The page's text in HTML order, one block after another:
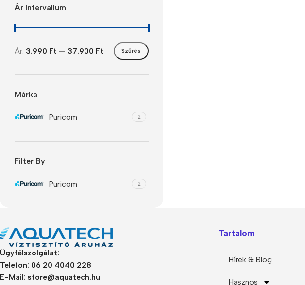
Motorola
Refurbished phones
Car holders
Ár Intervallum
Szűrés
Ár: 3.990 Ft — 37.900 Ft
Márka
Puricom 2
Filter By
Puricom 2
Ügyfélszolgálat:
Telefon: 06 20 4040 228
E-Mail: store@aquatech.hu
Tartalom
Hírek & Blog
Hasznos